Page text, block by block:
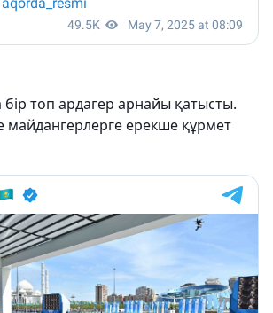
топ ардагер арнайы қатысты.
майдангерлерге ерекше құрмет